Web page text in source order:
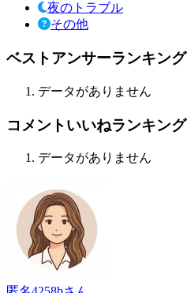
夜のトラブル
その他
ベストアンサーランキング
データがありません
コメントいいねランキング
データがありません